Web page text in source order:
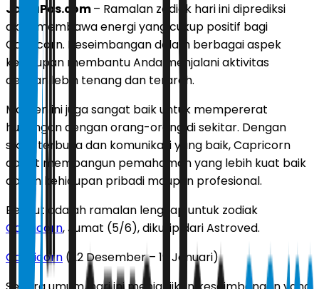
JawaPos.com– Ramalan zodiak hari ini diprediksi
akan membawa energi yang cukup positif bagi
Capricorn. Keseimbangan dalam berbagai aspek
kehidupan membantu Anda menjalani aktivitas
dengan lebih tenang dan terarah.
Momen ini juga sangat baik untuk mempererat
hubungan dengan orang-orang di sekitar. Dengan
sikap terbuka dan komunikasi yang baik, Capricorn
dapat membangun pemahaman yang lebih kuat baik
dalam kehidupan pribadi maupun profesional.
Berikut adalah ramalan lengkap untuk zodiak
Capricorn, Jumat (5/6), dikutip dari Astroved.
Capricorn (22 Desember – 19 Januari)